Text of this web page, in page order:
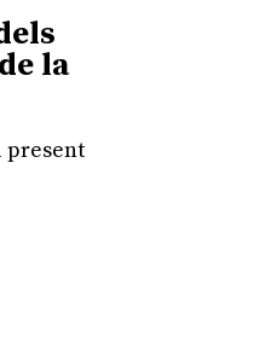
la
present